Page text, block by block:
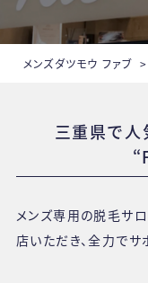
メンズダツモウ ファブ >
三重県で人
メンズ専用の脱毛サ
店いただき、全力でサ